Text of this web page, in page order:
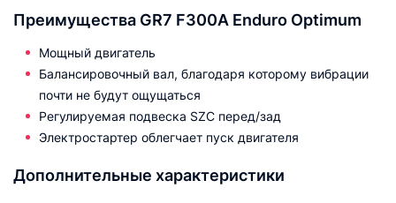
Преимущества GR7 F300A Enduro Optimum
Мощный двигатель
Балансировочный вал, благодаря которому вибрации
почти не будут ощущаться
Регулируемая подвеска SZC перед/зад
Электростартер облегчает пуск двигателя
Дополнительные характеристики